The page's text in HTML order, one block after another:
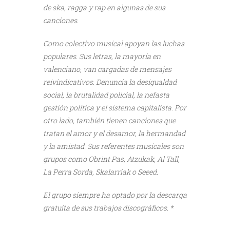
de ska, ragga y rap en algunas de sus
canciones.
Como colectivo musical apoyan las luchas
populares. Sus letras, la mayoría en
valenciano, van cargadas de mensajes
reivindicativos. Denuncia la desigualdad
social, la brutalidad policial, la nefasta
gestión política y el sistema capitalista. Por
otro lado, también tienen canciones que
tratan el amor y el desamor, la hermandad
y la amistad. Sus referentes musicales son
grupos como Obrint Pas, Atzukak, Al Tall,
La Perra Sorda, Skalarriak o Seeed.
El grupo siempre ha optado por la descarga
gratuita de sus trabajos discográficos. *